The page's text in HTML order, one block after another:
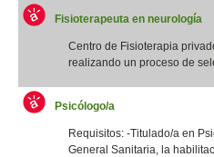
Fisioterapeuta en neurología
Centro de Fisioterapia
realizando un proceso de
Psicólogo/a
Requisitos: -Titulado/a en
General Sanitaria, la